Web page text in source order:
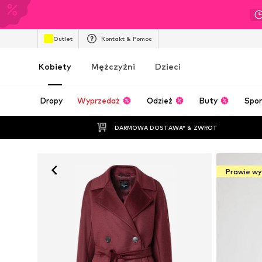
Outlet Kontakt & Pomoc
Kobiety Mężczyźni Dzieci
Dropy Wyprzedaż Odzież Buty
DARMOWA DOSTAWA* & ZWROT
Prawie